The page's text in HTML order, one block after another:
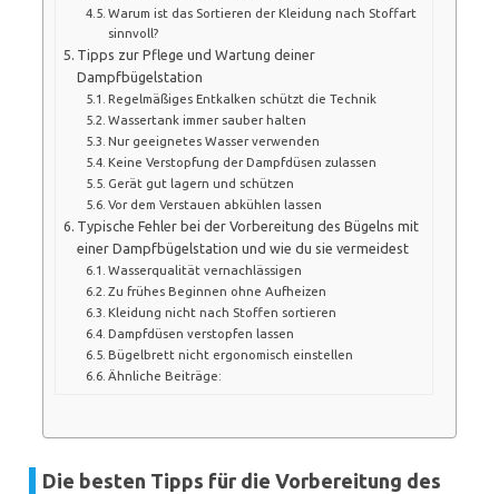
Warum ist das Sortieren der Kleidung nach Stoffart
sinnvoll?
Tipps zur Pflege und Wartung deiner
Dampfbügelstation
Regelmäßiges Entkalken schützt die Technik
Wassertank immer sauber halten
Nur geeignetes Wasser verwenden
Keine Verstopfung der Dampfdüsen zulassen
Gerät gut lagern und schützen
Vor dem Verstauen abkühlen lassen
Typische Fehler bei der Vorbereitung des Bügelns mit
einer Dampfbügelstation und wie du sie vermeidest
Wasserqualität vernachlässigen
Zu frühes Beginnen ohne Aufheizen
Kleidung nicht nach Stoffen sortieren
Dampfdüsen verstopfen lassen
Bügelbrett nicht ergonomisch einstellen
Ähnliche Beiträge:
Die besten Tipps für die Vorbereitung des